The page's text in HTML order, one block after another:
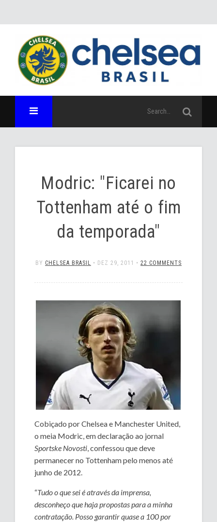
Modric: "Ficarei no
Tottenham até o fim
da temporada"
BY CHELSEA BRASIL • DEZ 29, 2011 • 22 COMMENTS
Cobiçado por Chelsea e Manchester United,
o meia Modric, em declaração ao jornal
Sportske Novosti, confessou que deve
permanecer no Tottenham pelo menos até
junho de 2012.
“Tudo o que sei é através da imprensa,
desconheço que haja propostas para a minha
contratação. Posso garantir quase a 100 por